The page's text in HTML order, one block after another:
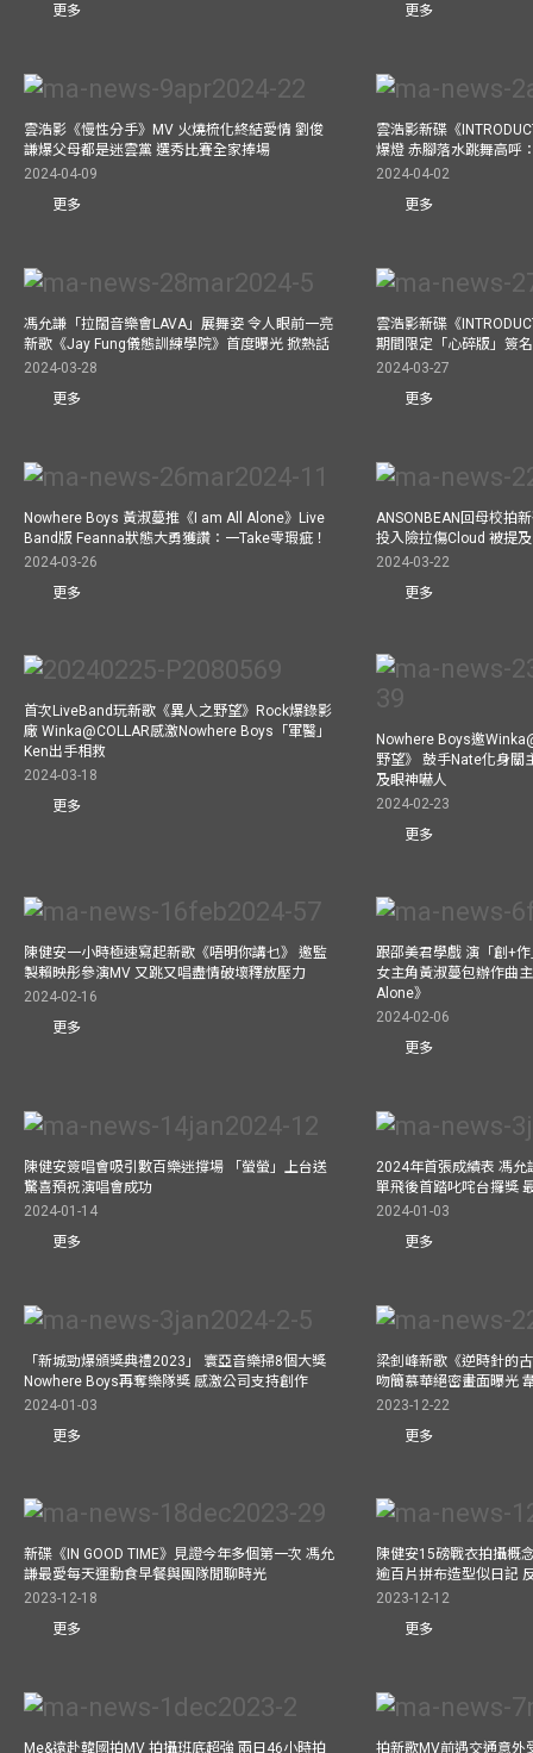
更多
更多
雲浩影《慢性分手》MV 火燒梳化終結愛情 劉俊
謙爆父母都是迷雲黨 選秀比賽全家捧場
2024-04-09
更多
雲浩影新碟《
爆燈 赤腳落水跳舞高呼
2024-04-02
更多
馮允謙「拉闊音樂會LAVA」展舞姿 令人眼前一亮
新歌《Jay Fung儀態訓練學院》首度曝光 掀熱話
2024-03-28
更多
雲浩影新碟《
期間限定「心碎版」簽
2024-03-27
更多
Nowhere Boys 黃淑蔓推《I am All Alone》Live
Band版 Feanna狀態大勇獲讚：一Take零瑕疵！
2024-03-26
更多
ANSONBEAN回母校拍
投入險拉傷Cloud 被提
2024-03-22
更多
首次LiveBand玩新歌《異人之野望》Rock爆錄影
廠 Winka@COLLAR感激Nowhere Boys「軍醫」
Ken出手相救
2024-03-18
更多
Nowhere Boys邀
野望》 鼓手Nate化身關
及眼神嚇人
2024-02-23
更多
陳健安一小時極速寫起新歌《唔明你講乜》 邀監
製賴映彤參演MV 又跳又唱盡情破壞釋放壓力
2024-02-16
更多
跟邵美君學戲 演「創+
女主角黃淑蔓包辦作曲
Alone》
2024-02-06
更多
陳健安簽唱會吸引數百樂迷撐場 「螢螢」上台送
驚喜預祝演唱會成功
2024-01-14
更多
2024年首張成績表 馮允
單飛後首踏叱咤台攞獎
2024-01-03
更多
「新城勁爆頒獎典禮2023」 寰亞音樂掃8個大獎
Nowhere Boys再奪樂隊獎 感激公司支持創作
2024-01-03
更多
梁釗峰新歌《逆時針的
吻簡慕華絕密畫面曝光
2023-12-22
更多
新碟《IN GOOD TIME》見證今年多個第一次 馮允
謙最愛每天運動食早餐與團隊閒聊時光
2023-12-18
更多
陳健安15磅戰衣拍攝概
逾百片拼布造型似日記
2023-12-12
更多
Me&遠赴韓國拍MV 拍攝班底超強 兩日46小時拍 拍新歌MV前遇交通意外